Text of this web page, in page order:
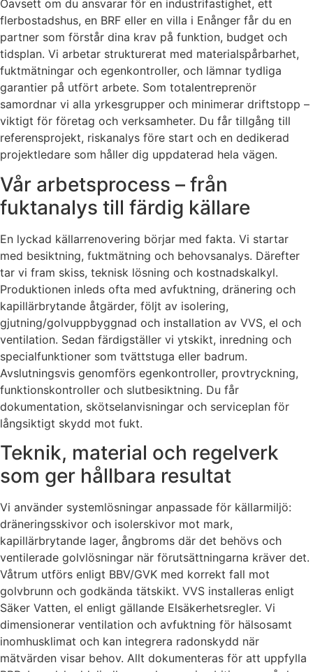
Oavsett om du ansvarar för en industrifastighet, ett
flerbostadshus, en BRF eller en villa i Enånger får du en
partner som förstår dina krav på funktion, budget och
tidsplan. Vi arbetar strukturerat med materialspårbarhet,
fuktmätningar och egenkontroller, och lämnar tydliga
garantier på utfört arbete. Som totalentreprenör
samordnar vi alla yrkesgrupper och minimerar driftstopp –
viktigt för företag och verksamheter. Du får tillgång till
referensprojekt, riskanalys före start och en dedikerad
projektledare som håller dig uppdaterad hela vägen.
Vår arbetsprocess – från
fuktanalys till färdig källare
En lyckad källarrenovering börjar med fakta. Vi startar
med besiktning, fuktmätning och behovsanalys. Därefter
tar vi fram skiss, teknisk lösning och kostnadskalkyl.
Produktionen inleds ofta med avfuktning, dränering och
kapillärbrytande åtgärder, följt av isolering,
gjutning/golvuppbyggnad och installation av VVS, el och
ventilation. Sedan färdigställer vi ytskikt, inredning och
specialfunktioner som tvättstuga eller badrum.
Avslutningsvis genomförs egenkontroller, provtryckning,
funktionskontroller och slutbesiktning. Du får
dokumentation, skötselanvisningar och serviceplan för
långsiktigt skydd mot fukt.
Teknik, material och regelverk
som ger hållbara resultat
Vi använder systemlösningar anpassade för källarmiljö:
dräneringsskivor och isolerskivor mot mark,
kapillärbrytande lager, ångbroms där det behövs och
ventilerade golvlösningar när förutsättningarna kräver det.
Våtrum utförs enligt BBV/GVK med korrekt fall mot
golvbrunn och godkända tätskikt. VVS installeras enligt
Säker Vatten, el enligt gällande Elsäkerhetsregler. Vi
dimensionerar ventilation och avfuktning för hälsosamt
inomhusklimat och kan integrera radonskydd när
mätvärden visar behov. Allt dokumenteras för att uppfylla